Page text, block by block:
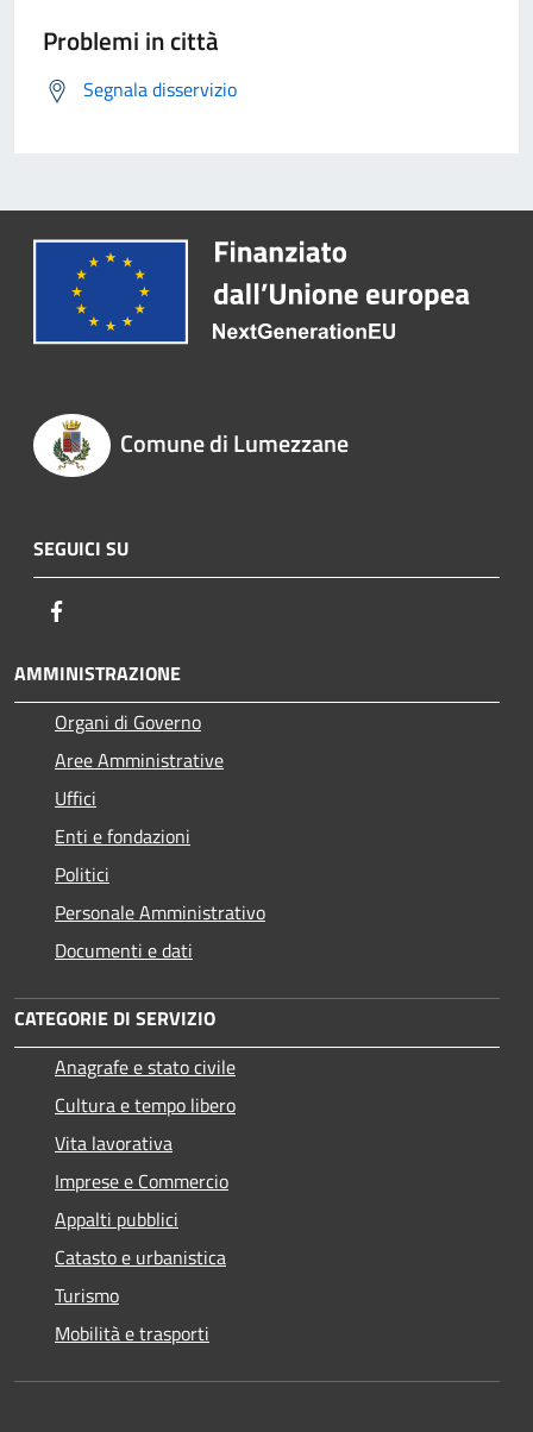
Problemi in città
Segnala disservizio
Comune di Lumezzane
SEGUICI SU
AMMINISTRAZIONE
Organi di Governo
Aree Amministrative
Uffici
Enti e fondazioni
Politici
Personale Amministrativo
Documenti e dati
CATEGORIE DI SERVIZIO
Anagrafe e stato civile
Cultura e tempo libero
Vita lavorativa
Imprese e Commercio
Appalti pubblici
Catasto e urbanistica
Turismo
Mobilità e trasporti